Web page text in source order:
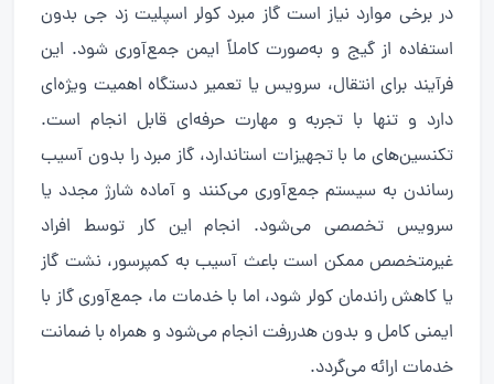
در برخی موارد نیاز است گاز مبرد کولر اسپلیت زد جی بدون
استفاده از گیج و به‌صورت کاملاً ایمن جمع‌آوری شود. این
فرآیند برای انتقال، سرویس یا تعمیر دستگاه اهمیت ویژه‌ای
دارد و تنها با تجربه و مهارت حرفه‌ای قابل انجام است.
تکنسین‌های ما با تجهیزات استاندارد، گاز مبرد را بدون آسیب
رساندن به سیستم جمع‌آوری می‌کنند و آماده شارژ مجدد یا
سرویس تخصصی می‌شود. انجام این کار توسط افراد
غیرمتخصص ممکن است باعث آسیب به کمپرسور، نشت گاز
یا کاهش راندمان کولر شود، اما با خدمات ما، جمع‌آوری گاز با
ایمنی کامل و بدون هدررفت انجام می‌شود و همراه با ضمانت
خدمات ارائه می‌گردد.